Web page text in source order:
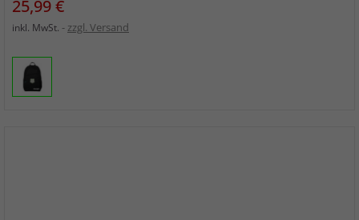
Preis
25,99 €
inkl. MwSt. zzgl. Versand